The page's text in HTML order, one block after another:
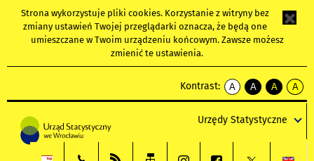
Strona wykorzystuje pliki cookies. Korzystanie z witryny bez
zmiany ustawień Twojej przeglądarki oznacza, że będą one
umieszczane w Twoim urządzeniu końcowym. Zawsze możesz
zmienić te ustawienia.
Kontrast:
A
kontrast
A
kontrast
tekst
czarnym
A
kontrast
tekst
czarnym
A
tekst
żółtym
Urzędy Statystyczne